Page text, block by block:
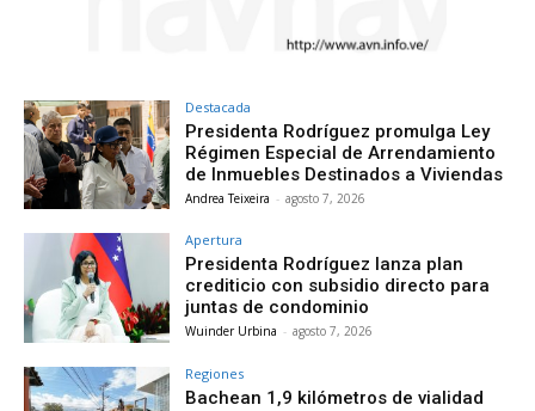
Destacada
Presidenta Rodríguez promulga Ley
Régimen Especial de Arrendamiento
de Inmuebles Destinados a Viviendas
Andrea Teixeira - agosto 7, 2026
Apertura
Presidenta Rodríguez lanza plan
crediticio con subsidio directo para
juntas de condominio
Wuinder Urbina - agosto 7, 2026
Regiones
Bachean 1,9 kilómetros de vialidad